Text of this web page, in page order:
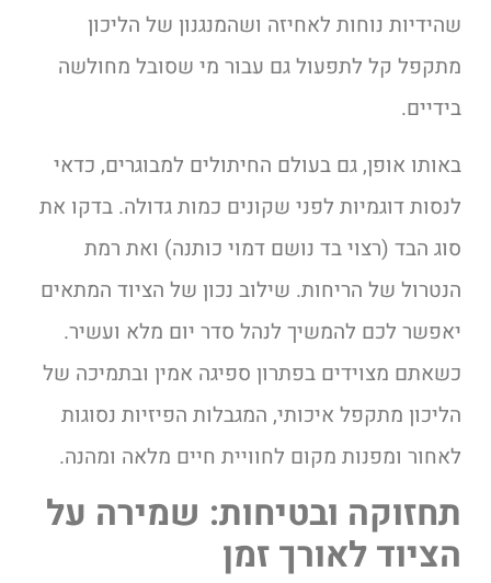
שהידיות נוחות לאחיזה ושהמנגנון של הליכון
מתקפל קל לתפעול גם עבור מי שסובל מחולשה
בידיים.
באותו אופן, גם בעולם החיתולים למבוגרים, כדאי
לנסות דוגמיות לפני שקונים כמות גדולה. בדקו את
סוג הבד (רצוי בד נושם דמוי כותנה) ואת רמת
הנטרול של הריחות. שילוב נכון של הציוד המתאים
יאפשר לכם להמשיך לנהל סדר יום מלא ועשיר.
כשאתם מצוידים בפתרון ספיגה אמין ובתמיכה של
הליכון מתקפל איכותי, המגבלות הפיזיות נסוגות
לאחור ומפנות מקום לחוויית חיים מלאה ומהנה.
תחזוקה ובטיחות: שמירה על
הציוד לאורך זמן